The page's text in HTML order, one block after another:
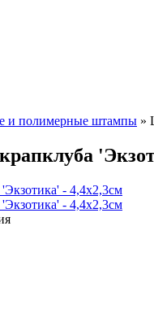
и полимерные штампы »